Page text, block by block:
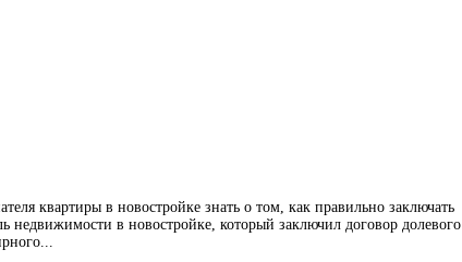
квартиры в новостройке знать о том, как правильно заключать
недвижимости в новостройке, который заключил договор долевого